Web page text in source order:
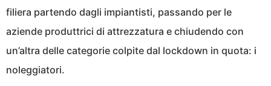
filiera partendo dagli impiantisti, passando per le
aziende produttrici di attrezzatura e chiudendo con
un’altra delle categorie colpite dal lockdown in quota: i
noleggiatori.